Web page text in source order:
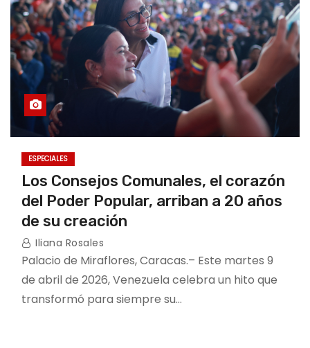
ESPECIALES
Los Consejos Comunales, el corazón
del Poder Popular, arriban a 20 años
de su creación
Iliana Rosales
Palacio de Miraflores, Caracas.– Este martes 9
de abril de 2026, Venezuela celebra un hito que
transformó para siempre su…